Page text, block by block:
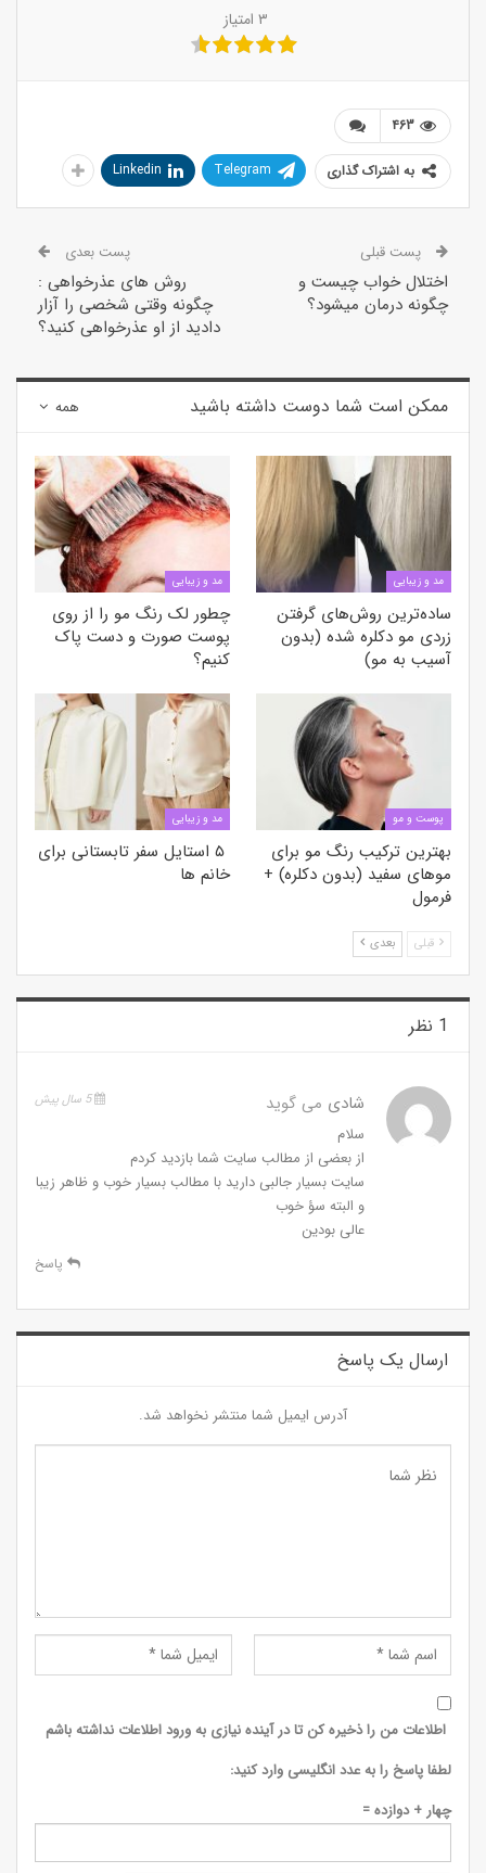
۳ امتیاز
463
به اشتراک گذاری Telegram
Linkedin
پست قبلی
اختلال خواب چیست و
چگونه درمان میشود؟
پست بعدی
روش های عذرخواهی :
چگونه وقتی شخصی را آزار
دادید از او عذرخواهی کنید؟
همه ممکن است شما دوست داشته باشید
مد و زیبایی
ساده‌ترین روش‌های گرفتن
زردی مو دکلره شده (بدون
آسیب به مو)
مد و زیبایی
چطور لک رنگ مو را از روی
پوست صورت و دست پاک
کنیم؟
پوست و مو
بهترین ترکیب رنگ مو برای
موهای سفید (بدون دکلره) +
فرمول
مد و زیبایی
۵ استایل سفر تابستانی برای
خانم ها
قبلی بعدی
1 نظر
شادی می گوید 5 سال پیش
سلام
از بعضی از مطالب سایت شما بازدید کردم
سایت بسیار جالبی دارید با مطالب بسیار خوب و ظاهر زیبا
و البته سؤ خوب
عالی بودین
پاسخ
ارسال یک پاسخ
آدرس ایمیل شما منتشر نخواهد شد.
اطلاعات من را ذخیره کن تا در آینده نیازی به ورود اطلاعات نداشته باشم
لطفا پاسخ را به عدد انگلیسی وارد کنید:
چهار + دوازده =